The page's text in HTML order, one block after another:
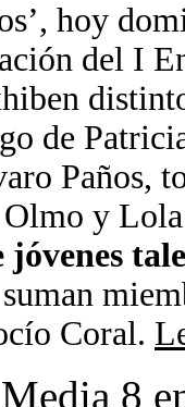
hoy
del I
de
Paños,
Olmo y
Coral.
Media 8